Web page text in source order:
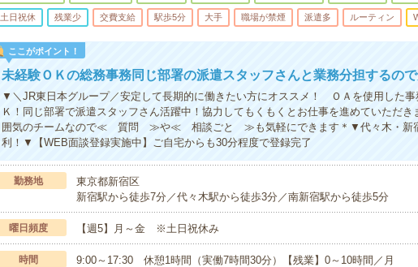
土日祝休 残業少 交費支給 駅歩5分 大手 職場が禁煙 派遣多 ルーティン
ここがポイント！
未経験ＯＫの総務事務同じ部署の派遣スタッフさんと業務分担するので
▼＼JR東日本グループ／安定して長期的に働きたい方にオススメ！ ＯＡを使用した事
Ｋ！同じ部署で派遣スタッフさん活躍中！協力してもくもくとお仕事を進めていただ
囲気のチームなので≪ 質問 ≫や≪ 相談ごと ≫も気軽にできます＊▼代々木・新宿
利！▼【WEB面談登録実施中】ご自宅からも30分程度で登録完了
勤務地
東京都新宿区
新宿駅から徒歩7分／代々木駅から徒歩3分／南新宿駅から徒歩5分
曜日頻度 【週5】月～金 ※土日祝休み
時間 9:00～17:30 休憩1時間（実働7時間30分）【残業】0～10時間／月